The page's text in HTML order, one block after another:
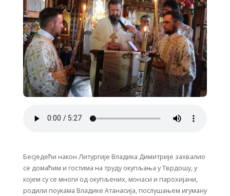
Бесједећи након Литургије Владика Димитрије захвалио
се домаћим и гостима на труду окупљања у Тврдошу, у
којем су се многи од окупљених, монаси и парохијани,
родили поукама Владике Атанасија, послушањем игуману